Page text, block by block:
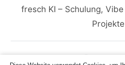
fresch KI – Schulung,
Projekte